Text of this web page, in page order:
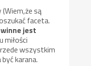
są
faceta.
jest
miłości
wszystkim
karana.